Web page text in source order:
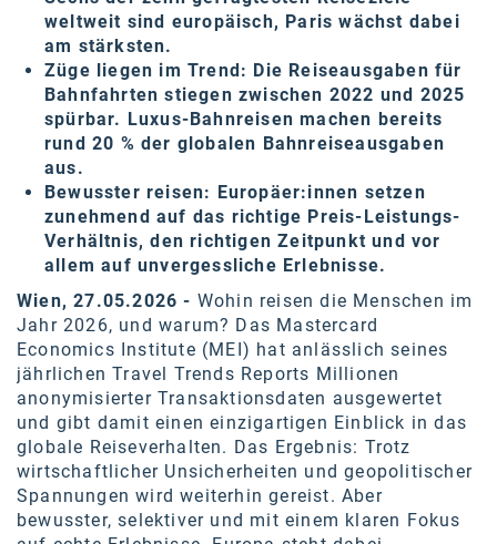
OBI
Oral-B
PAYBACK
Planted
PwC
P&G
RIC
Schiefer Rechtsanwälte
Security KAG
smart
Smile Österreich
Strategie Austria
Strategy&
weltweit sind europäisch, Paris wächst dabei
am stärksten.
Züge liegen im Trend: Die Reiseausgaben für
Bahnfahrten stiegen zwischen 2022 und 2025
spürbar. Luxus-Bahnreisen machen bereits
rund 20 % der globalen Bahnreiseausgaben
aus.
Bewusster reisen: Europäer:innen setzen
zunehmend auf das richtige Preis-Leistungs-
Verhältnis, den richtigen Zeitpunkt und vor
allem auf unvergessliche Erlebnisse.
Wien, 27.05.2026 - Wohin reisen die Menschen im
Jahr 2026, und warum? Das Mastercard
Economics Institute (MEI) hat anlässlich seines
jährlichen Travel Trends Reports Millionen
anonymisierter Transaktionsdaten ausgewertet
und gibt damit einen einzigartigen Einblick in das
globale Reiseverhalten. Das Ergebnis: Trotz
wirtschaftlicher Unsicherheiten und geopolitischer
Spannungen wird weiterhin gereist. Aber
bewusster, selektiver und mit einem klaren Fokus